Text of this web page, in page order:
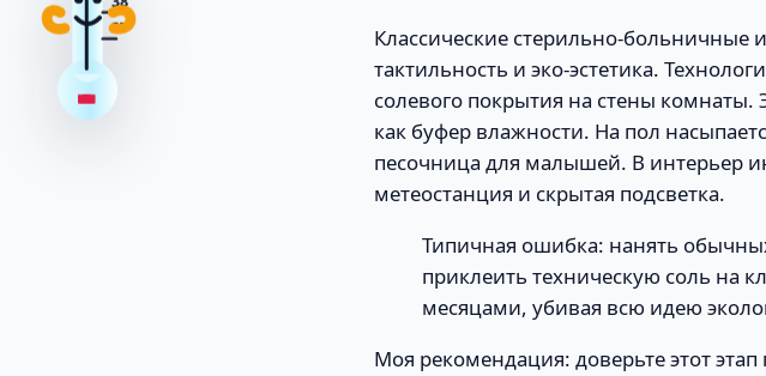
Классические стерильно-больничные
тактильность и эко-эстетика.
солевого покрытия на стены
как буфер влажности. На пол
песочница для малышей. В интерьер
метеостанция и скрытая подсветка.
Типичная ошибка: нанять
приклеить техническую соль на
месяцами, убивая всю идею
Моя рекомендация: доверьте этот
37